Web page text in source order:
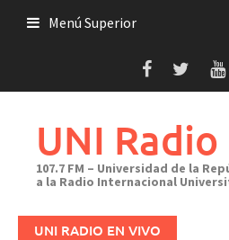
Menú Superior
UNI Radio
107.7 FM – Universidad de la
a la Radio Internacional
UNI RADIO EN VIVO